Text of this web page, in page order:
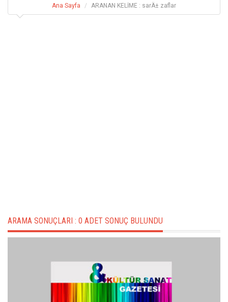
Ana Sayfa ARANAN KELİME : sarÄ± zaflar
ARAMA SONUÇLARI : 0 ADET SONUÇ BULUNDU